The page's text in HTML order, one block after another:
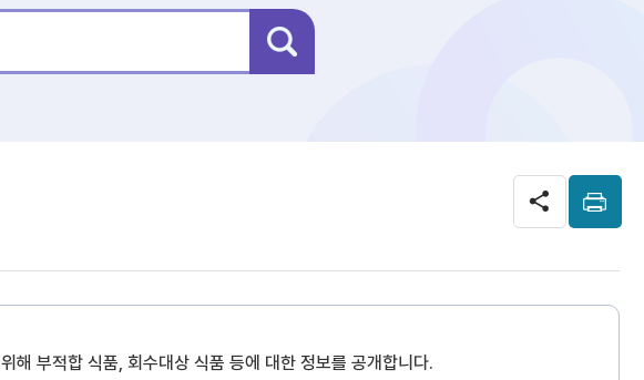
해 부적합 식품, 회수대상 식품 등에 대한 정보를 공개합니다.